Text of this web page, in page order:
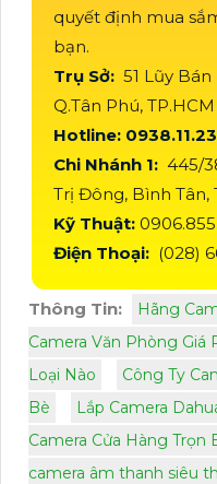
quyết định mua
bạn.
Trụ Sở: 51 Lũy Bán
Q.Tân Phú, TP.HCM
Hotline:
Chi Nhánh 1: 445/
Trị Đông, Bình Tân,
Kỹ Thuật:
Điện Thoại: (028)
Thông Tin: Hãng
Camera Văn Phòng Giá
Loại Nào
Công Ty
Bè
Lắp Camera
Camera Cửa Hàng Trọn
camera âm thanh siêu